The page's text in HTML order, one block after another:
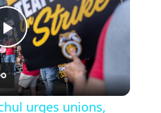
Play
Video
urges unions,